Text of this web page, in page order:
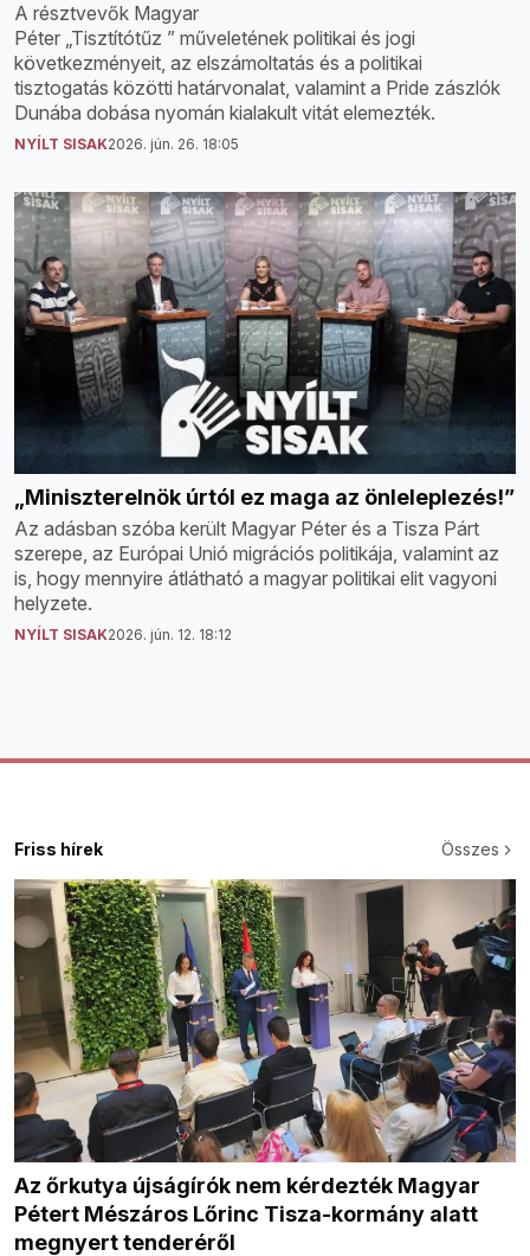
A résztvevők Magyar
Péter „Tisztítótűz ” műveletének politikai és jogi
következményeit, az elszámoltatás és a politikai
tisztogatás közötti határvonalat, valamint a Pride zászlók
Dunába dobása nyomán kialakult vitát elemezték.
NYÍLT SISAK2026. jún. 26. 18:05
„Miniszterelnök úrtól ez maga az önleleplezés!”
Az adásban szóba került Magyar Péter és a Tisza Párt
szerepe, az Európai Unió migrációs politikája, valamint az
is, hogy mennyire átlátható a magyar politikai elit vagyoni
helyzete.
NYÍLT SISAK2026. jún. 12. 18:12
Friss hírek Összes
Az őrkutya újságírók nem kérdezték Magyar
Pétert Mészáros Lőrinc Tisza-kormány alatt
megnyert tenderéről